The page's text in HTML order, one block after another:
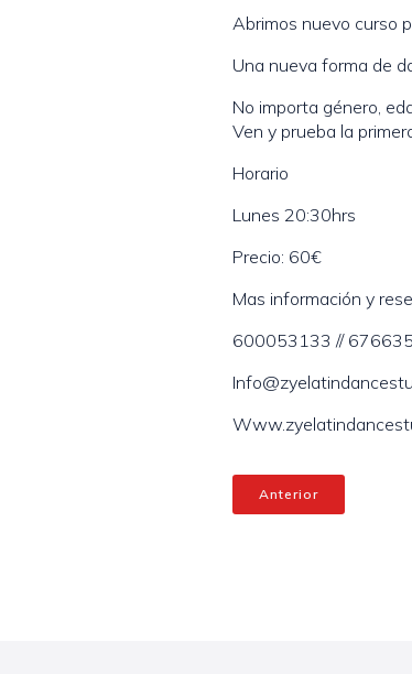
Abrimos nuevo curso
Una nueva forma de
No importa género,
Ven y prueba la
Horario
Lunes 20:30hrs
Precio: 60€
Mas información y
600053133 //
Anterior